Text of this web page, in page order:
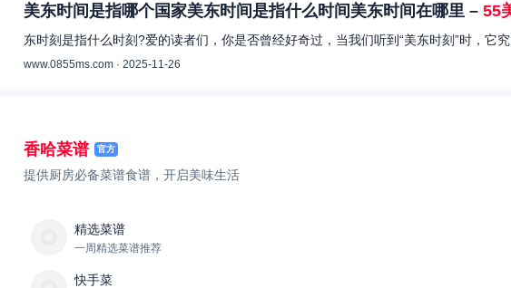
美东时间是指哪个国家美东时间是指什么时间美东时间在哪里 – 55
东时刻是指什么时刻?爱的读者们，你是否曾经好奇过，当我们听到“美东时刻”时，
www.0855ms.com · 2025-11-26
香哈菜谱 官方
提供厨房必备菜谱食谱，开启美味生活
精选菜谱
一周精选菜谱推荐
快手菜